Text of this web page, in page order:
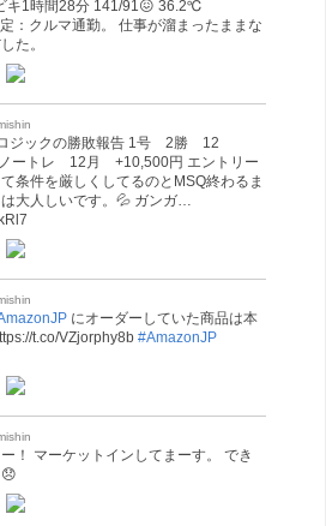
キ1時間28分 141/91😖 36.2℃
：クルマ通勤。 仕事が溜まったままな
た。
ジックの勝敗報告 1号 2勝 12
ートレ 12月 +10,500円 エントリー
条件を厳しくしてるのとMSQ終わるま
大人しいです。💦 ガンガ…
にオーダーしていた商品は本
t.co/VZjorphy8b #AmazonJP
！ マーケットインしてまーす。 でき